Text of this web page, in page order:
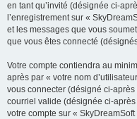
en tant qu’invité (désignée ci-
l’enregistrement sur «
et les messages que vous
que vous êtes connecté
Votre compte contiendra au
après par « votre nom
vous connecter (désigné ci-
courriel valide (désignée ci-
votre compte sur «